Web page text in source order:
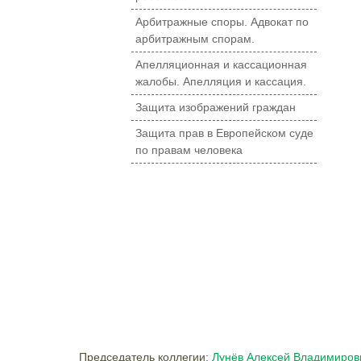
Арбитражные споры. Адвокат по
арбитражным спорам.
Апелляционная и кассационная
жалобы. Апелляция и кассация.
Защита изображений граждан
Защита прав в Европейском суде
по правам человека
Председатель коллегии: Лунёв Алексей